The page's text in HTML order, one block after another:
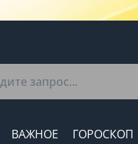
ВАЖНОЕ ГОРОСКОП